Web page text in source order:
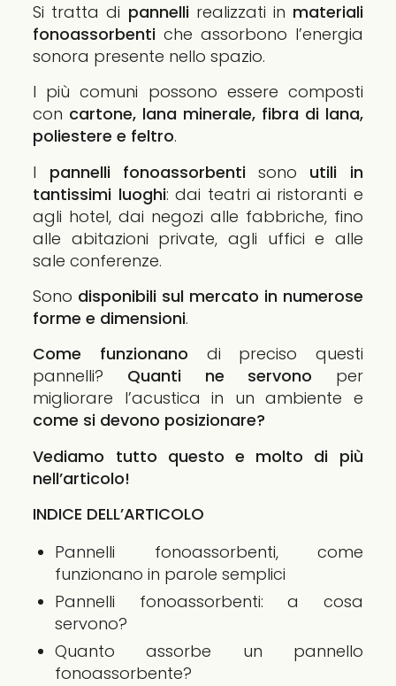
Si tratta di pannelli realizzati in materiali
fonoassorbenti che assorbono l’energia
sonora presente nello spazio.
I più comuni possono essere composti
con cartone, lana minerale, fibra di lana,
poliestere e feltro.
I pannelli fonoassorbenti sono utili in
tantissimi luoghi: dai teatri ai ristoranti e
agli hotel, dai negozi alle fabbriche, fino
alle abitazioni private, agli uffici e alle
sale conferenze.
Sono disponibili sul mercato in numerose
forme e dimensioni.
Come funzionano di preciso questi
pannelli? Quanti ne servono per
migliorare l’acustica in un ambiente e
come si devono posizionare?
Vediamo tutto questo e molto di più
nell’articolo!
INDICE DELL’ARTICOLO
Pannelli fonoassorbenti, come
funzionano in parole semplici
Pannelli fonoassorbenti: a cosa
servono?
Quanto assorbe un pannello
fonoassorbente?